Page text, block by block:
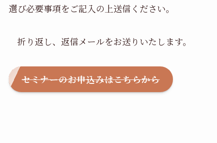
選び必要事項をご記入の上送信ください。
折り返し、返信メールをお送りいたします。
セミナーのお申込みはこちらから